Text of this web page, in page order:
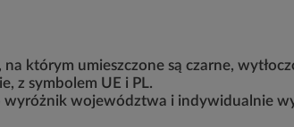
którym umieszczone są czarne,
z symbolem UE i PL.
wyróżnik województwa i indywidualnie